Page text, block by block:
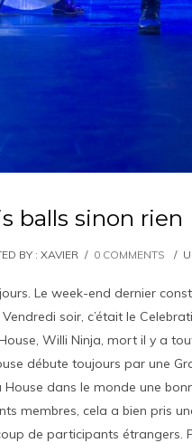
balls sinon rien
BY : XAVIER / 0 COMMENTS /
Le week-end dernier
soir, c’était le
Willi Ninja, mort il y a
débute toujours par une
dans le monde une
membres, cela a bien pris
de participants étrangers.